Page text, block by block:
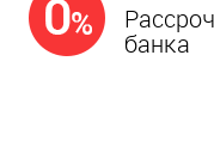
банка